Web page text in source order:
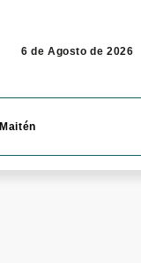
6 de Agosto de 2026